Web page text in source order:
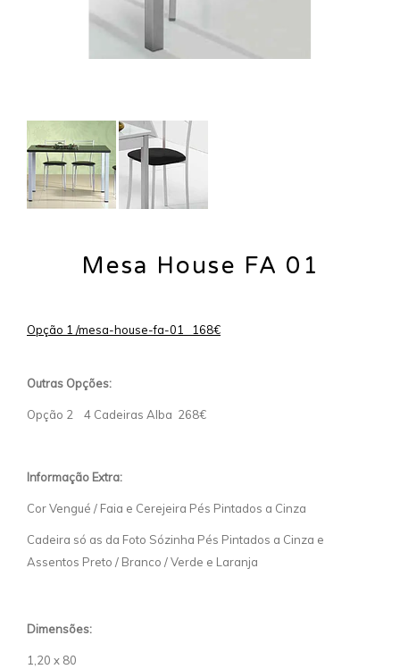
Mesa House FA 01
Opção 1 /mesa-house-fa-01 168€
Outras Opções:
Opção 2 4 Cadeiras Alba 268€
Informação Extra:
Cor Vengué / Faia e Cerejeira Pés Pintados a Cinza
Cadeira só as da Foto Sózinha Pés Pintados a Cinza e
Assentos Preto / Branco / Verde e Laranja
Dimensões:
1,20 x 80